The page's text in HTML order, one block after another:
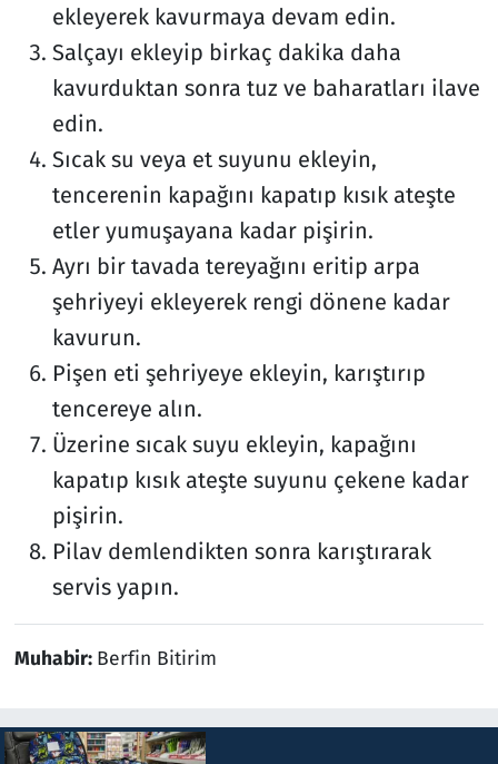
ekleyerek kavurmaya devam edin.
Salçayı ekleyip birkaç dakika daha
kavurduktan sonra tuz ve baharatları ilave
edin.
Sıcak su veya et suyunu ekleyin,
tencerenin kapağını kapatıp kısık ateşte
etler yumuşayana kadar pişirin.
Ayrı bir tavada tereyağını eritip arpa
şehriyeyi ekleyerek rengi dönene kadar
kavurun.
Pişen eti şehriyeye ekleyin, karıştırıp
tencereye alın.
Üzerine sıcak suyu ekleyin, kapağını
kapatıp kısık ateşte suyunu çekene kadar
pişirin.
Pilav demlendikten sonra karıştırarak
servis yapın.
Muhabir: Berfin Bitirim